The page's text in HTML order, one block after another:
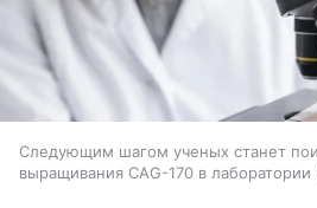
Следующим шагом ученых станет
выращивания CAG-170 в лаборатории